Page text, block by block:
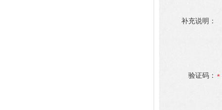
补充说明：
验证码：